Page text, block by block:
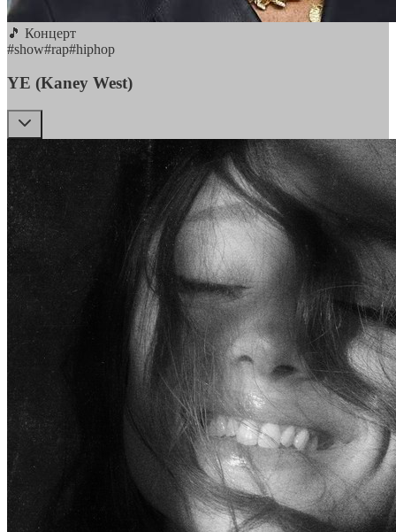
🎵 Концерт
#show#rap#hiphop
YE (Kaney West)